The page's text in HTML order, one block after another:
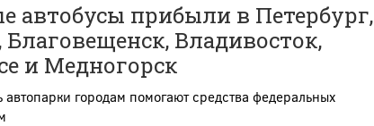
автобусы прибыли в Петербург,
Благовещенск, Владивосток,
и Медногорск
автопарки городам помогают средства федеральных